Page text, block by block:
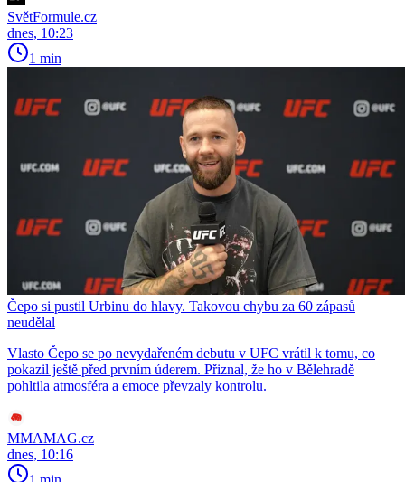
SvětFormule.cz
dnes, 10:23
1 min
Čepo si pustil Urbinu do hlavy. Takovou chybu za 60 zápasů
neudělal
Vlasto Čepo se po nevydařeném debutu v UFC vrátil k tomu, co
pokazil ještě před prvním úderem. Přiznal, že ho v Bělehradě
pohltila atmosféra a emoce převzaly kontrolu.
MMAMAG.cz
dnes, 10:16